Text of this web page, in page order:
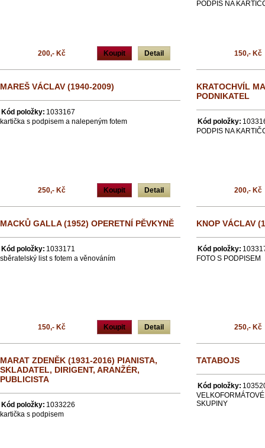
Koupit Detail
200,- Kč
PODPIS NA
150,- Kč
MAREŠ VÁCLAV (1940-2009)
Kód položky: 1033167
kartička s podpisem a nalepeným fotem
Koupit Detail
250,- Kč
KRATOCHVÍL
PODNIKATEL
Kód položky:
PODPIS NA
200,- Kč
MACKŮ GALLA (1952) OPERETNÍ PĚVKYNĚ
Kód položky: 1033171
sběratelský list s fotem a věnováním
Koupit Detail
150,- Kč
KNOP VÁCLAV
Kód položky:
FOTO S PODPISEM
250,- Kč
MARAT ZDENĚK (1931-2016) PIANISTA,
SKLADATEL, DIRIGENT, ARANŽÉR,
PUBLICISTA
Kód položky: 1033226
kartička s podpisem
TATABOJS
Kód položky:
SKUPINY